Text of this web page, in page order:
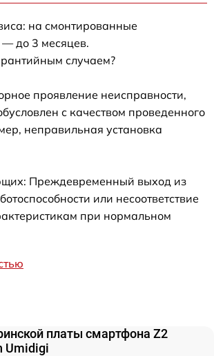
на смонтированные
до 3 месяцев.
случаем?
проявление неисправности,
с качеством проведенного
неправильная установка
Преждевременный выход из
или несоответствие
при нормальном
платы смартфона Z2
Umidigi